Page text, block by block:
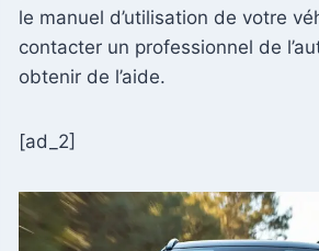
le manuel d’utilisation de votre
contacter un professionnel de
obtenir de l’aide.
[ad_2]